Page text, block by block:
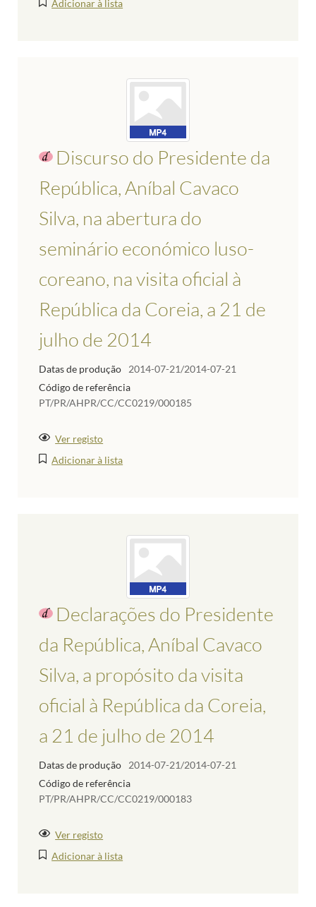
Adicionar à lista
Discurso do Presidente da
República, Aníbal Cavaco
Silva, na abertura do
seminário económico luso-
coreano, na visita oficial à
República da Coreia, a 21 de
julho de 2014
Datas de produção
2014-07-21/2014-07-21
Código de referência
PT/PR/AHPR/CC/CC0219/000185
Ver registo
Adicionar à lista
Declarações do Presidente
da República, Aníbal Cavaco
Silva, a propósito da visita
oficial à República da Coreia,
a 21 de julho de 2014
Datas de produção
2014-07-21/2014-07-21
Código de referência
PT/PR/AHPR/CC/CC0219/000183
Ver registo
Adicionar à lista